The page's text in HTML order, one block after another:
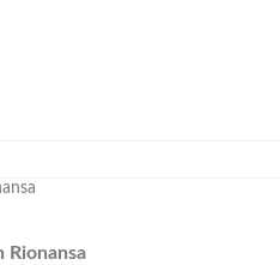
Rionansa